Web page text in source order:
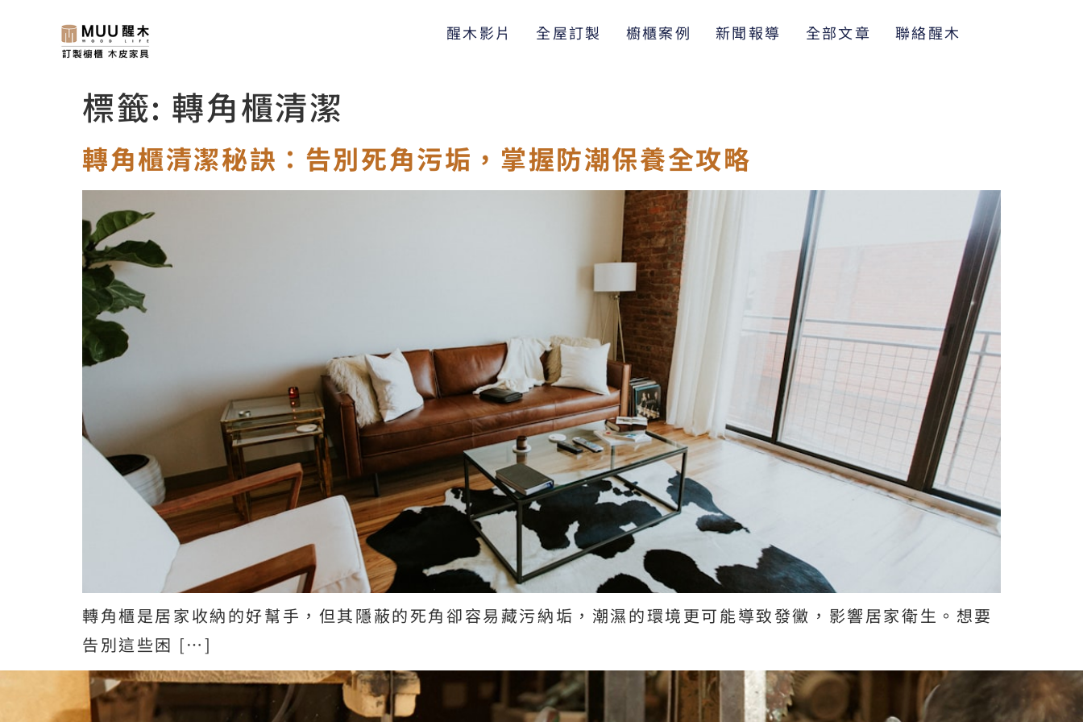
醒木影片 全屋訂製 櫥櫃案例 新聞報導 全部文章 聯絡醒木
標籤: 轉角櫃清潔
轉角櫃清潔秘訣：告別死角污垢，掌握防潮保養全攻略
轉角櫃是居家收納的好幫手，但其隱蔽的死角卻容易藏污納垢，潮濕的環境更可能導致發黴，影響居家衛生。想要
告別這些困 […]